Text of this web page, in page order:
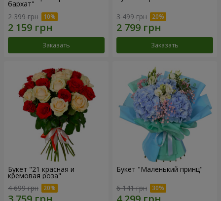
бархат"
2 399 грн
Заказать
3 499 грн
Заказать
Букет "21 красная и
кремовая роза"
4 699 грн
Букет "Маленький принц"
6 141 грн